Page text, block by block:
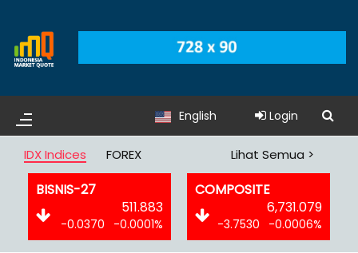
English Login
IDX Indices FOREX Lihat Semua >
COMPOSITE
6,731.079
-3.7530 -0.0006%
DBX
1,577.798
-18.2040 -0.0114%